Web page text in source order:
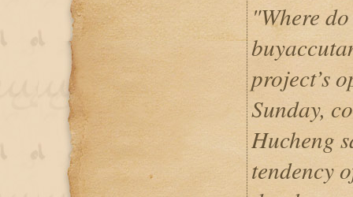
"Where
project’s
Sunday,
Hucheng
tendency